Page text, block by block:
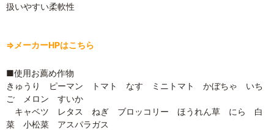
扱いやすい柔軟性
⇒メーカーHPはこちら
■使用お薦め作物
きゅうり ピーマン トマト なす ミニトマト かぼちゃ いち
ご メロン すいか
キャベツ レタス ねぎ ブロッコリー ほうれん草 にら 白
菜 小松菜 アスパラガス